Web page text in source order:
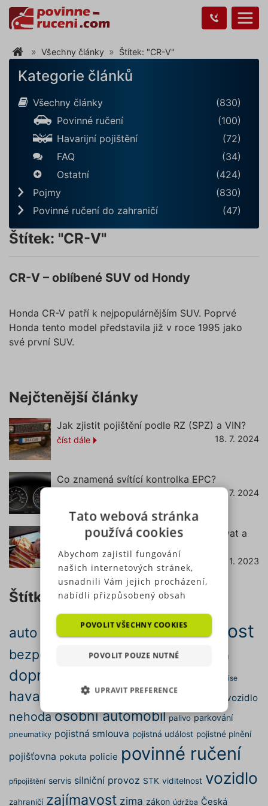
Všechny články Štítek: "CR-V"
Kategorie článků
Všechny články
(830)
Povinné ručení
(100)
Havarijní pojištění
(72)
FAQ
(34)
Ostatní
(424)
Pojmy
(830)
Povinné ručení do zahraničí
(47)
Štítek: "CR-V"
CR-V – oblíbené SUV od Hondy
Honda CR-V patří k nejpopulárnějším SUV. Poprvé
Honda tento model představila již v roce 1995 jako
své první SUV.
Nejčtenější články
Jak zjistit pojištění podle RZ (SPZ) a VIN?
číst dále 18. 7. 2024
Co znamená svítící kontrolka EPC?
22. 7. 2024
Podsedák do auta – od kdy ho používat a
jak vybrat ten správný?
číst dále 7. 11. 2023
Štítky
auto autonehoda autopojištění bezpečnost
bezpečná jízda brzdy cena cestování doprava
dopravní nehoda emise
havarijní pojištění motorové vozidlo
nehoda osobní automobil palivo parkování
pneumatiky pojistná smlouva pojistná událost pojistné plnění
pojišťovna pokuta policie povinné ručení
připojištění servis silniční provoz STK viditelnost vozidlo
zahraničí zajímavost zima zákon údržba Česká
Tato webová stránka
používá cookies
Abychom zajistil fungování
našich internetových stránek,
usnadnili Vám jejich procházení,
nabídli přizpůsobený obsah
analyzovat návštěvnost,
využíváme soubory cookies,
které sdílíme se svými partnery
(výkonové soubory, soubory
nezařazené soubory) můžeme
využívat pouze s Vaším
předchozím souhlasem, který
můžete udělit zaškrtnutím
políčka u příslušného druhu
cookies pod tlačítkem „Upravit
preference“. Souhlas s použitím
POVOLIT VŠECHNY COOKIES
POVOLIT POUZE NUTNÉ
UPRAVIT PREFERENCE
NEZBYTNĚ NUTNÉ SOUBORY
VÝKONOVÉ SOUBORY
FUNKČNÍ SOUBORY